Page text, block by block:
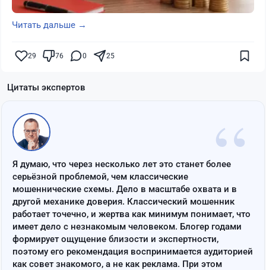
Читать дальше →
29 76 0 25
Цитаты экспертов
“
Я думаю, что через несколько лет это станет более
серьёзной проблемой, чем классические
мошеннические схемы. Дело в масштабе охвата и в
другой механике доверия. Классический мошенник
работает точечно, и жертва как минимум понимает, что
имеет дело с незнакомым человеком. Блогер годами
формирует ощущение близости и экспертности,
поэтому его рекомендация воспринимается аудиторией
как совет знакомого, а не как реклама. При этом